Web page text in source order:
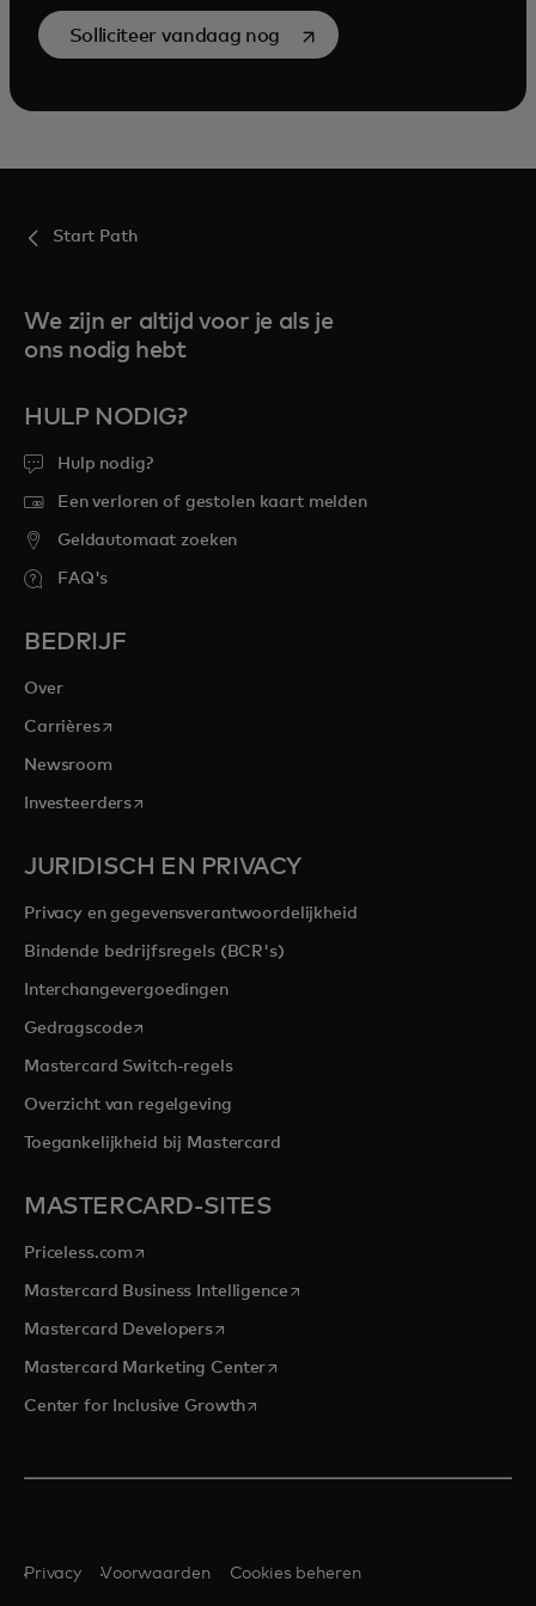
Solliciteer vandaag nog opens in a new tab
Start Path
We zijn er altijd voor je als je
ons nodig hebt
HULP NODIG?
Hulp nodig?
Een verloren of gestolen kaart melden
Geldautomaat zoeken
FAQ's
BEDRIJF
Over
Carrièresopens in a new tab
Newsroom
Investeerdersopens in a new tab
JURIDISCH EN PRIVACY
Privacy en gegevensverantwoordelijkheid
Bindende bedrijfsregels (BCR's)
Interchangevergoedingen
Gedragscodeopens in a new tab
Mastercard Switch-regels
Overzicht van regelgeving
Toegankelijkheid bij Mastercard
MASTERCARD-SITES
Priceless.com opens in a new tab
Mastercard Business Intelligenceopens in a new tab
Mastercard Developersopens in a new tab
Mastercard Marketing Centeropens in a new tab
Center for Inclusive Growthopens in a new tab
Privacy Voorwaarden Cookies beheren